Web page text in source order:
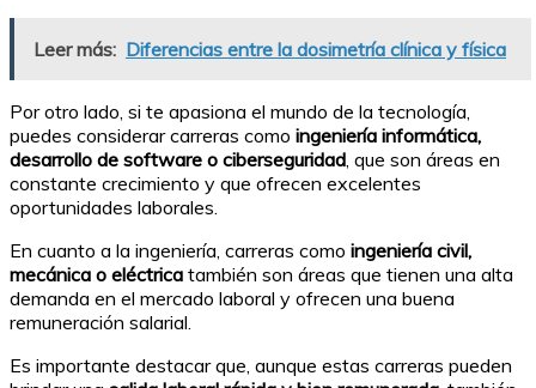
Leer más: Diferencias entre la dosimetría clínica y física
Por otro lado, si te apasiona el mundo de la tecnología,
puedes considerar carreras como ingeniería informática,
desarrollo de software o ciberseguridad , que son áreas en
constante crecimiento y que ofrecen excelentes
oportunidades laborales.
En cuanto a la ingeniería, carreras como ingeniería civil,
mecánica o eléctrica también son áreas que tienen una alta
demanda en el mercado laboral y ofrecen una buena
remuneración salarial.
Es importante destacar que, aunque estas carreras pueden